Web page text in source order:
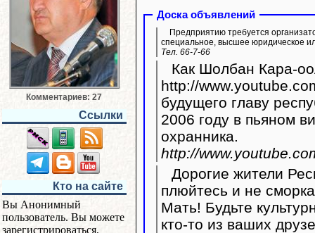
Комментариев: 27
Ссылки
Кто на сайте
Вы Анонимный
пользователь. Вы можете
зарегистрироваться,
Доска объявлений
Предприятию требуется
специальное, высшее юридическое
Тел. 66-7-66
Как Шолбан Кара-
http://www.youtube.com/
будущего главу
2006 году в пьяном
охранника.
http://
Дорогие жители
плюйтесь и не
Мать! Будьте
кто-то из ваших